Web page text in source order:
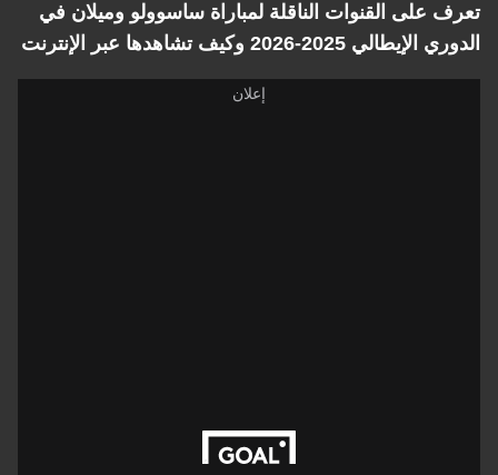
القنوات الناقلة لمباراة ساسوولو وميلان في
2026 وكيف تشاهدها عبر الإنترنت